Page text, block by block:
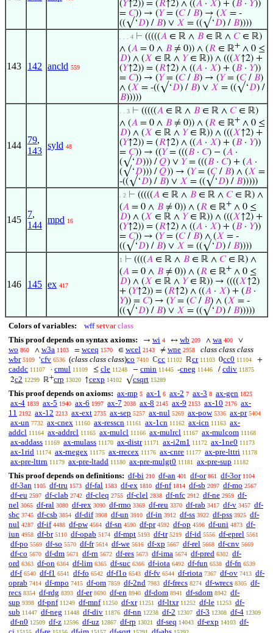
(𝑌↑2)) = (𝑅↑2) ∧ ((𝐴 · 𝑋) + (𝐵 · 𝑌))
= 𝐶)) → (𝑌= (𝐶/ 𝐵) → (𝑋 = -
((√‘𝐷) / 𝐵) ∨ 𝑋 = ((√‘𝐷) / 𝐵))))
143 142 ancld 559
. . . 4 ⊢ (((((𝐴 ∈ ℝ ∧ 𝐵 ∈ ℝ ∧ 𝐶∈ ℝ)
∧ (𝐴 = 0 ∧ 𝐵 ≠ 0)) ∧ (𝑅 ∈ ℝ+ ∧ 0 ≤
𝐷) ∧ (𝑋 ∈ ℝ ∧ 𝑌∈ ℝ)) ∧ (((𝑋↑2) +
(𝑌↑2)) = (𝑅↑2) ∧ ((𝐴 · 𝑋) + (𝐵 · 𝑌))
= 𝐶)) → (𝑌= (𝐶/ 𝐵) → (𝑌= (𝐶/ 𝐵)
∧ (𝑋 = -((√‘𝐷) / 𝐵) ∨ 𝑋 = ((√‘𝐷) /
𝐵)))))
144
79,
143
syld 48
. . 3 ⊢ (((((𝐴 ∈ ℝ ∧ 𝐵 ∈ ℝ ∧ 𝐶∈ ℝ)
∧ (𝐴 = 0 ∧ 𝐵 ≠ 0)) ∧ (𝑅 ∈ ℝ+ ∧ 0 ≤
𝐷) ∧ (𝑋 ∈ ℝ ∧ 𝑌∈ ℝ)) ∧ (((𝑋↑2) +
(𝑌↑2)) = (𝑅↑2) ∧ ((𝐴 · 𝑋) + (𝐵 · 𝑌))
= 𝐶)) → ((𝑌= (((𝐵 · 𝐶) − (𝐴 ·
(√‘𝐷))) /𝑄) ∨ 𝑌= (((𝐵 · 𝐶) + (𝐴 ·
(√‘𝐷))) /𝑄)) → (𝑌= (𝐶/ 𝐵) ∧ (𝑋 =
-((√‘𝐷) / 𝐵) ∨ 𝑋 = ((√‘𝐷) / 𝐵)))))
145
7,
144
mpd 16
. 2 ⊢ (((((𝐴 ∈ ℝ ∧ 𝐵 ∈ ℝ ∧ 𝐶∈ ℝ) ∧
(𝐴 = 0 ∧ 𝐵 ≠ 0)) ∧ (𝑅 ∈ ℝ+ ∧ 0 ≤
𝐷) ∧ (𝑋 ∈ ℝ ∧ 𝑌∈ ℝ)) ∧ (((𝑋↑2) +
(𝑌↑2)) = (𝑅↑2) ∧ ((𝐴 · 𝑋) + (𝐵 · 𝑌))
= 𝐶)) → (𝑌= (𝐶/ 𝐵) ∧ (𝑋 = -
((√‘𝐷) / 𝐵) ∨ 𝑋 = ((√‘𝐷) / 𝐵))))
146 145 ex 417
1 ⊢ ((((𝐴 ∈ ℝ ∧ 𝐵 ∈ ℝ ∧ 𝐶∈ ℝ) ∧
(𝐴 = 0 ∧ 𝐵 ≠ 0)) ∧ (𝑅 ∈ ℝ+ ∧ 0 ≤
𝐷) ∧ (𝑋 ∈ ℝ ∧ 𝑌∈ ℝ)) → ((((𝑋↑2)
+ (𝑌↑2)) = (𝑅↑2) ∧ ((𝐴 · 𝑋) + (𝐵 ·
𝑌)) = 𝐶) → (𝑌= (𝐶/ 𝐵) ∧ (𝑋 = -
((√‘𝐷) / 𝐵) ∨ 𝑋 = ((√‘𝐷) / 𝐵)))))
Colors of variables: wff setvar class
This proof depends on syntax axioms:
→ wi 4 ↔ wb 209 ∧ wa 400 ∨
wo 860 ∧ w3a 1103 = wceq 1570 ∈ wcel 2143 ≠ wne 2958
class class class
wbr 5109 ‘cfv 6536 (class class class)co 7410 ℂcc 11102 ℝcr 11103 0cc0 11104 +
caddc 11107 · cmul 11109 ≤ cle 11248 − cmin 11445 -cneg 11446 / cdiv 11875
2c2 12299 ℝ+crp 13020 ↑cexp 14102 √csqrt 15289
This proof depends on axioms: ax-mp 5 ax-1 6 ax-2 7 ax-3 8 ax-gen 1825
ax-4 1839 ax-5 1940 ax-6 1997 ax-7 2038 ax-8 2145 ax-9 2153 ax-10 2176 ax-
11 2192 ax-12 2213 ax-ext 2735 ax-sep 5257 ax-nul 5269 ax-pow 5336 ax-pr 5404
ax-un 7732 ax-cnex 11160 ax-resscn 11161 ax-1cn 11162 ax-icn 11163 ax-
addcl 11164 ax-addrcl 11165 ax-mulcl 11166 ax-mulrcl 11167 ax-mulcom 11168
ax-addass 11169 ax-mulass 11170 ax-distr 11171 ax-i2m1 11172 ax-1ne0 11173
ax-1rid 11174 ax-rnegex 11175 ax-rrecex 11176 ax-cnre 11177 ax-pre-lttri 11178
ax-pre-lttrn 11179 ax-pre-ltadd 11180 ax-pre-mulgt0 11181 ax-pre-sup 11182
This proof depends on definitions: df-bi 210 df-an 401 df-or 861 df-3or 1104
df-3an 1105 df-tru 1573 df-fal 1583 df-ex 1810 df-nf 1814 df-sb 2097 df-mo 2567
df-eu 2597 df-clab 2742 df-cleq 2755 df-clel 2838 df-nfc 2912 df-ne 2959 df-
nel 3065 df-ral 3080 df-rex 3090 df-rmo 3369 df-reu 3370 df-rab 3417 df-v 3457 df-
sbc 3745 df-csb 3854 df-dif 3908 df-un 3910 df-in 3912 df-ss 3922 df-pss 3925 df-
nul 4287 df-if 4488 df-pw 4564 df-sn 4590 df-pr 4592 df-op 4596 df-uni 4873 df-
iun 4958 df-br 5110 df-opab 5174 df-mpt 5193 df-tr 5219 df-id 5556 df-eprel 5561
df-po 5569 df-so 5570 df-fr 5614 df-we 5616 df-xp 5667 df-rel 5668 df-cnv 5669
df-co 5670 df-dm 5671 df-rn 5672 df-res 5673 df-ima 5674 df-pred 6302 df-
ord 6363 df-on 6364 df-lim 6365 df-suc 6366 df-iota 6492 df-fun 6538 df-fn 6539
df-f 6540 df-f1 6541 df-fo 6542 df-f1o 6543 df-fv 6544 df-riota 7367 df-ov 7413 df-
oprab 7414 df-mpo 7415 df-om 7859 df-2nd 7983 df-frecs 8274 df-wrecs 8305 df-
recs 8354 df-rdg 8393 df-er 8690 df-en 8940 df-dom 8941 df-sdom 8942 df-
sup 9398 df-pnf 11249 df-mnf 11250 df-xr 11251 df-ltxr 11252 df-le 11253 df-
sub 11447 df-neg 11448 df-div 11876 df-nn 12238 df-2 12307 df-3 12308 df-4 12309
df-n0 12509 df-z 12596 df-uz 12867 df-rp 13021 df-seq 14043 df-exp 14103 df-